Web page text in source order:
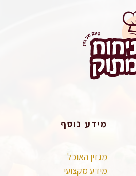
מידע נוסף
מגזין האוכל
מידע מקצועי